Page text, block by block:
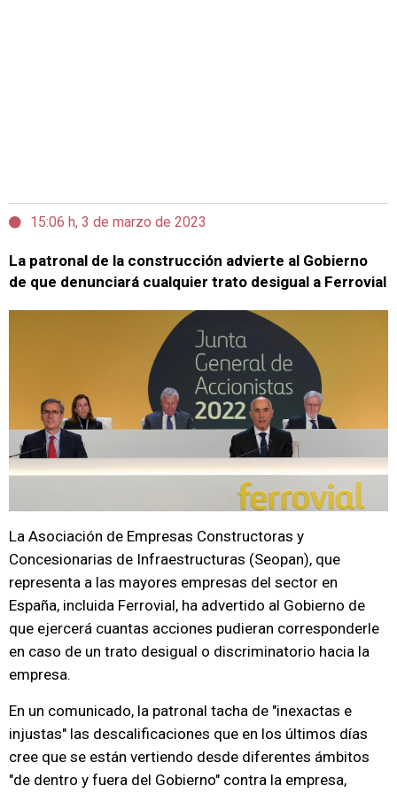
15:06 h, 3 de marzo de 2023
La patronal de la construcción advierte al Gobierno
de que denunciará cualquier trato desigual a Ferrovial
La Asociación de Empresas Constructoras y
Concesionarias de Infraestructuras (Seopan), que
representa a las mayores empresas del sector en
España, incluida Ferrovial, ha advertido al Gobierno de
que ejercerá cuantas acciones pudieran corresponderle
en caso de un trato desigual o discriminatorio hacia la
empresa.
En un comunicado, la patronal tacha de "inexactas e
injustas" las descalificaciones que en los últimos días
cree que se están vertiendo desde diferentes ámbitos
"de dentro y fuera del Gobierno" contra la empresa,